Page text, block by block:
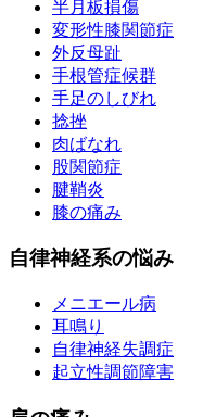
半月板損傷
変形性膝関節症
外反母趾
手根管症候群
手足のしびれ
捻挫
肉ばなれ
股関節症
腱鞘炎
膝の痛み
自律神経系の悩み
メニエール病
耳鳴り
自律神経失調症
起立性調節障害